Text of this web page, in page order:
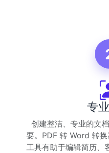
专
创建整洁、专业的文
要。PDF 转 Word 转
工具有助于编辑简历、